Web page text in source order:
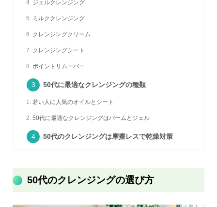
ジェルクレンジング
ミルククレンジング
クレンジングクリーム
クレンジングシート
ポイントリムーバー
50代に最適なクレンジングの種類
若い人に人気のオイルとシート
50代に最適なクレンジングはバームとジェル
50代のクレンジングは摩擦レスで乾燥対策
50代のクレンジングの選び方